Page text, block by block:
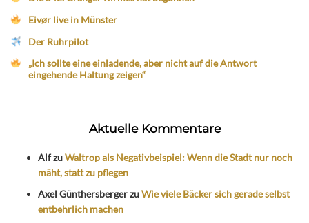
Eivør live in Münster
Der Ruhrpilot
„Ich sollte eine einladende, aber nicht auf die Antwort
eingehende Haltung zeigen“
Aktuelle Kommentare
AlfzuWaltrop als Negativbeispiel: Wenn die Stadt nur noch
mäht, statt zu pflegen
Axel GünthersbergerzuWie viele Bäcker sich gerade selbst
entbehrlich machen